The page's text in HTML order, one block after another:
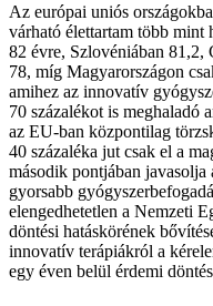
Az európai uniós
várható élettartam több
82 évre, Szlovéniában 81,2,
78, míg Magyarországon
amihez az innovatív
70 százalékot is meghaladó
az EU-ban központilag
40 százaléka jut csak el a
második pontjában javasolja
gyorsabb
elengedhetetlen a Nemzeti
döntési hatáskörének
innovatív terápiákról a
egy éven belül érdemi